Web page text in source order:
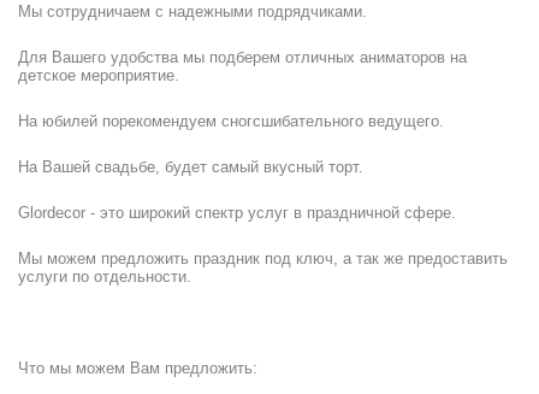
Мы сотрудничаем с надежными подрядчиками.
Для Вашего удобства мы подберем отличных аниматоров на
детское мероприятие.
На юбилей порекомендуем сногсшибательного ведущего.
На Вашей свадьбе, будет самый вкусный торт.
Glordecor - это широкий спектр услуг в праздничной сфере.
Мы можем предложить праздник под ключ, а так же предоставить
услуги по отдельности.
Что мы можем Вам предложить: